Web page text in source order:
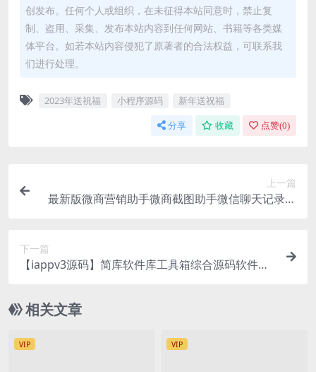
创发布。任何个人或组织，在未征得本站同意时，禁止复
制、盗用、采集、发布本站内容到任何网站、书籍等各类媒
体平台。如若本站内容侵犯了原著者的合法权益，可联系我
们进行处理。
2023年送祝福 小程序源码 新年送祝福
分享 收藏 点赞(0)
上一篇
最新版微商营销助手微商截图助手微信聊天记录生
下一篇
【iappv3源码】简库软件库工具箱综合源码软件直
相关文章
VIP VIP